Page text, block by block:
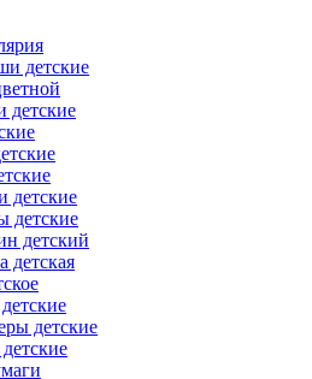
детские
детские
детские
детские
детский
детская
детские